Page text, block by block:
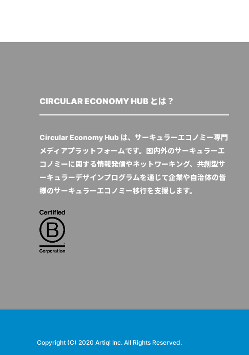
CIRCULAR ECONOMY HUB とは？
Circular Economy Hub は、サーキュラーエコノミー専門
メディアプラットフォームです。国内外のサーキュラーエ
コノミーに関する情報発信やネットワーキング、共創型サ
ーキュラーデザインプログラムを通じて企業や自治体の皆
様のサーキュラーエコノミー移行を支援します。
Copyright (C) 2020 Artiql Inc. All Rights Reserved.